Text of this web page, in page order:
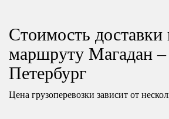
Стоимость доставки
маршруту Магадан
Петербург
Цена грузоперевозки зависит от